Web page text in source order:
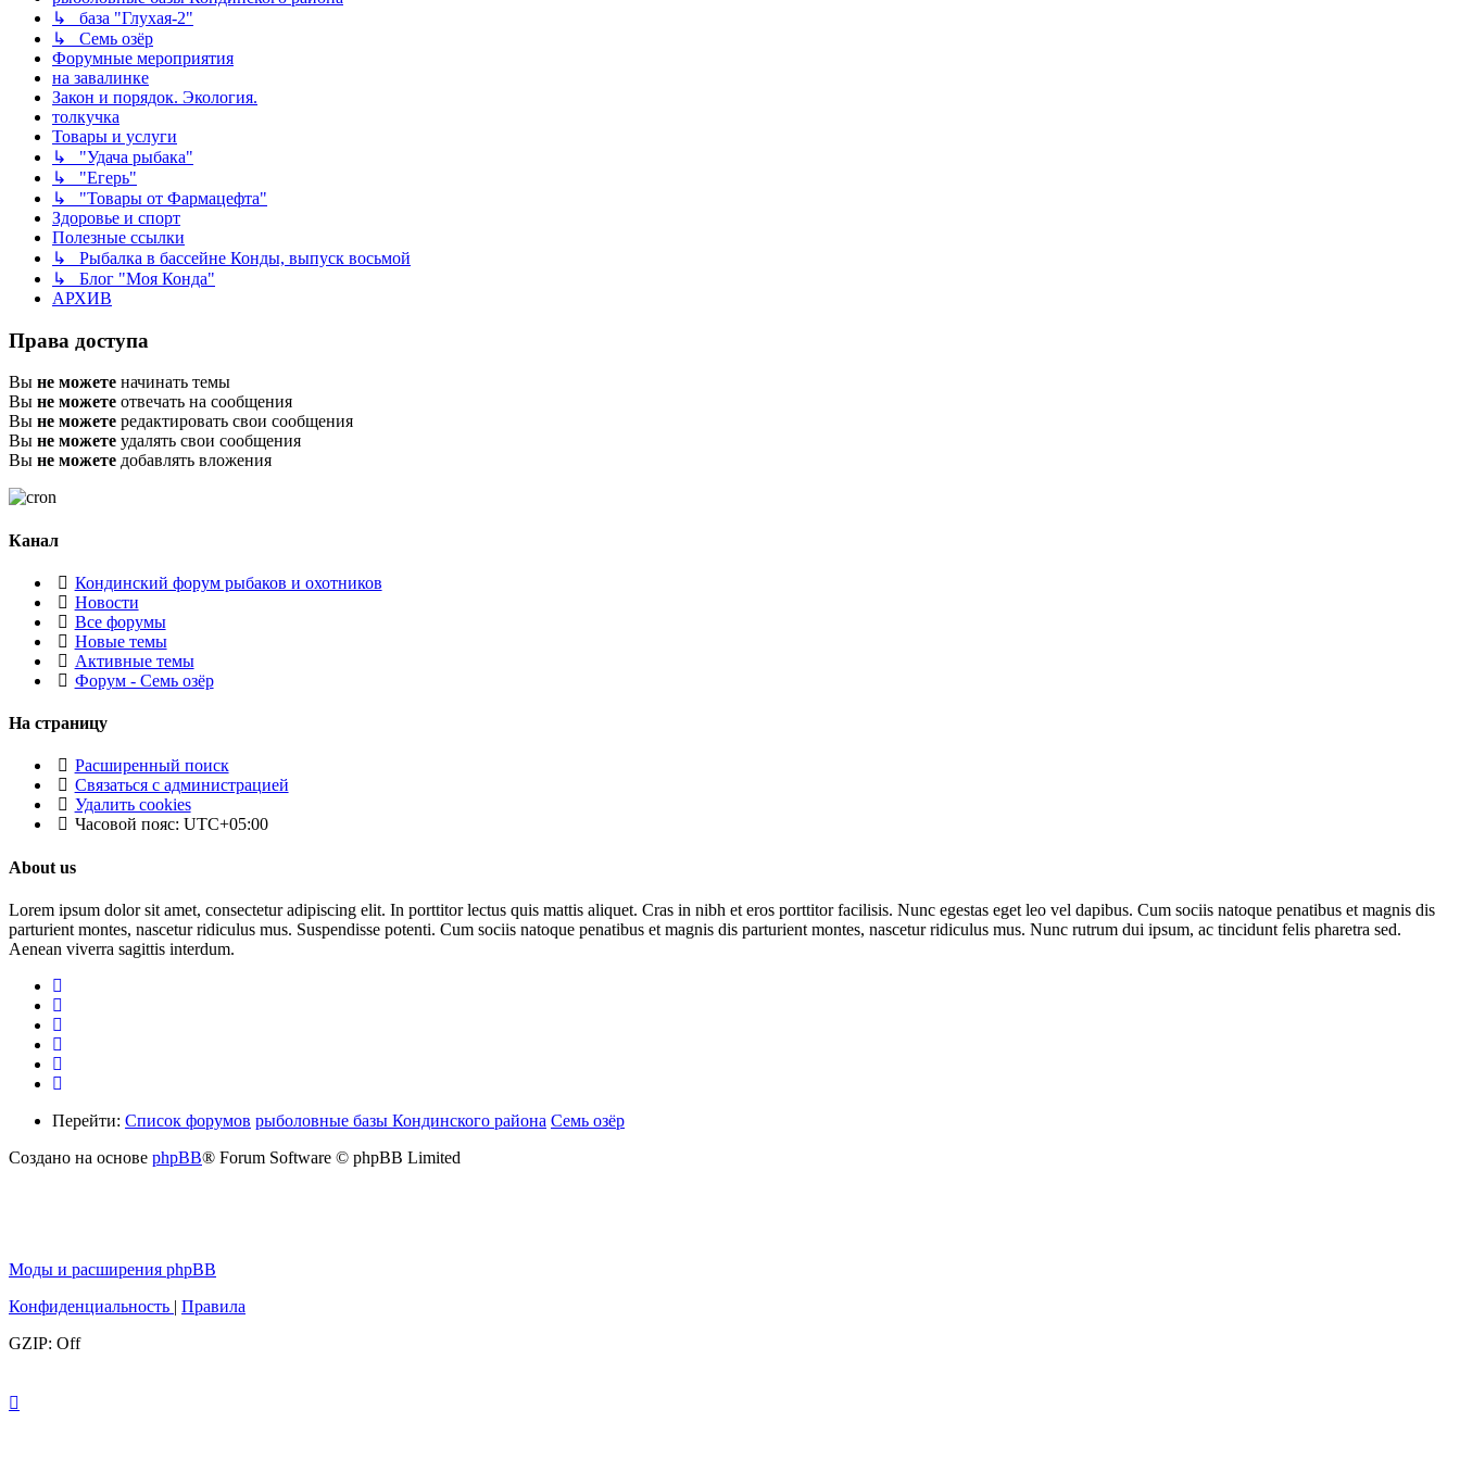
↳ база "Глухая-2"
↳ Семь озёр
Форумные мероприятия
на завалинке
Закон и порядок. Экология.
толкучка
Товары и услуги
↳ "Удача рыбака"
↳ "Егерь"
↳ "Товары от Фармацефта"
Здоровье и спорт
Полезные ссылки
↳ Рыбалка в бассейне Конды, выпуск восьмой
↳ Блог "Моя Конда"
АРХИВ
Права доступа
Вы не можете начинать темы
Вы не можете отвечать на сообщения
Вы не можете редактировать свои сообщения
Вы не можете удалять свои сообщения
Вы не можете добавлять вложения
Канал
Кондинский форум рыбаков и охотников
Новости
Все форумы
Новые темы
Активные темы
Форум - Семь озёр
На страницу
Расширенный поиск
Связаться с администрацией
Удалить cookies
Часовой пояс: UTC+05:00
About us
Lorem ipsum dolor sit amet, consectetur adipiscing elit. In porttitor lectus quis mattis aliquet. Cras in nibh et eros porttitor facilisis. Nunc egestas eget leo vel dapibus. Cum sociis natoque penatibus et magnis dis
parturient montes, nascetur ridiculus mus. Suspendisse potenti. Cum sociis natoque penatibus et magnis dis parturient montes, nascetur ridiculus mus. Nunc rutrum dui ipsum, ac tincidunt felis pharetra sed.
Aenean viverra sagittis interdum.
Перейти: Список форумов рыболовные базы Кондинского района Семь озёр
Создано на основе phpBB® Forum Software © phpBB Limited
Моды и расширения phpBB
Конфиденциальность | Правила
GZIP: Off